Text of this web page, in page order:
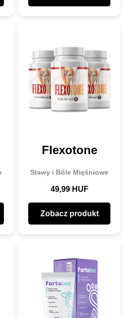
Flexotone
Stawy i Bóle Mięśniowe
49,99 HUF
Zobacz produkt